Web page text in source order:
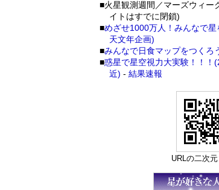
■火星観測週間／マーズウィー
イトはすでに閉鎖)
■めざせ1000万人！みんなで
天文年企画)
■みんなで日食マップをつくろ
■惑星で星空視力大実験！！！
近) -結果速報
URLの二次